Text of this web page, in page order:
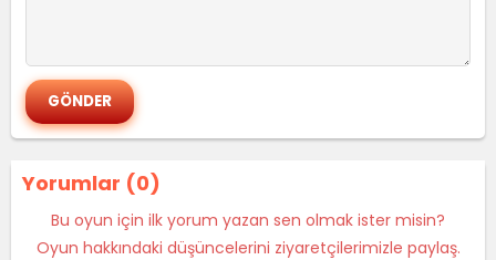
Yorumlar (0)
Bu oyun için ilk yorum yazan sen olmak ister misin?
Oyun hakkındaki düşüncelerini ziyaretçilerimizle paylaş.